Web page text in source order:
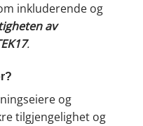
inkluderende og
av
.
og
tilgjengelighet og